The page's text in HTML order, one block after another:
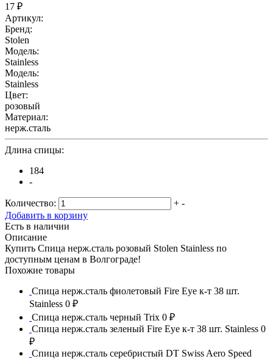
17 ₽
Артикул:
Бренд:
Stolen
Модель:
Stainless
Модель:
Stainless
Цвет:
розовый
Материал:
нерж.сталь
Длина спицы:
184
-
Количество: + -
Добавить в корзину
Есть в наличии
Описание
Купить Спица нерж.сталь розовый Stolen Stainless по
доступным ценам в Волгограде!
Похожие товары
Спица нерж.сталь фиолетовый Fire Eye к-т 38 шт.
Stainless 0 ₽
Спица нерж.сталь черный Trix 0 ₽
Спица нерж.сталь зеленый Fire Eye к-т 38 шт. Stainless 0
₽
Спица нерж.сталь серебристый DT Swiss Aero Speed